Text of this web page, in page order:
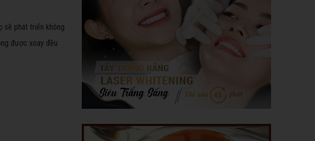
sẽ phát triển không
được xoay đều